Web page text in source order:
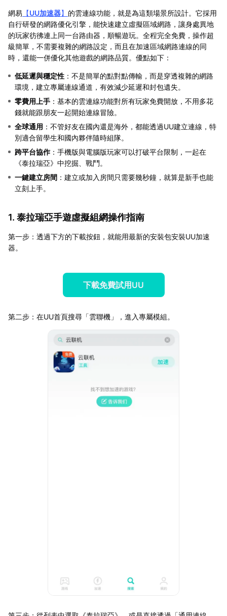
網易 【UU加速器】 的雲連線功能，就是為這類場景所設計。它採用
自行研發的網路優化引擎，能快速建立虛擬區域網路，讓身處異地
的玩家彷彿連上同一台路由器，順暢遊玩。全程完全免費，操作超
級簡單，不需要複雜的網路設定，而且在加速區域網路連線的同
時，還能一併優化其他遊戲的網路品質。優點如下：
低延遲與穩定性 ：不是簡單的點對點傳輸，而是穿透複雜的網路
環境，建立專屬連線通道，有效減少延遲和封包遺失。
零費用上手 ：基本的雲連線功能對所有玩家免費開放，不用多花
錢就能跟朋友一起開始連線冒險。
全球通用 ：不管好友在國內還是海外，都能透過UU建立連線，特
別適合留學生和國內夥伴隨時組隊。
跨平台協作：手機版與電腦版玩家可以打破平台限制，一起在
《泰拉瑞亞》中挖掘、戰鬥。
一鍵建立房間 ：建立或加入房間只需要幾秒鐘，就算是新手也能
立刻上手。
1. 泰拉瑞亞手遊虛擬組網操作指南
第一步：透過下方的下載按鈕，就能用最新的安裝包安裝UU加速
器。
下載免費試用UU
第二步：在UU首頁搜尋「雲聯機」，進入專屬模組。